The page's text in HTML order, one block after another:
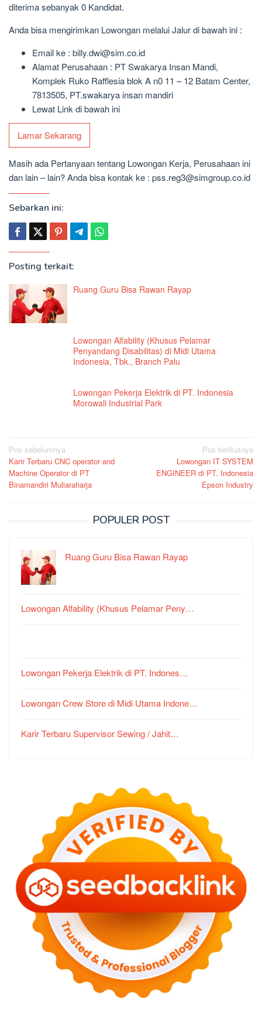
diterima sebanyak 0 Kandidat.
Anda bisa mengirimkan Lowongan melalui Jalur di bawah ini :
Email ke : billy.dwi@sim.co.id
Alamat Perusahaan : PT Swakarya Insan Mandi,
Komplek Ruko Rafflesia blok A n0 11 – 12 Batam Center,
7813505, PT.swakarya insan mandiri
Lewat Link di bawah ini
Lamar Sekarang
Masih ada Pertanyaan tentang Lowongan Kerja, Perusahaan ini
dan lain – lain? Anda bisa kontak ke : pss.reg3@simgroup.co.id
Sebarkan ini:
Posting terkait:
Ruang Guru Bisa Rawan Rayap
Lowongan Alfability (Khusus Pelamar
Penyandang Disabilitas) di Midi Utama
Indonesia, Tbk., Branch Palu
Lowongan Pekerja Elektrik di PT. Indonesia
Morowali Industrial Park
Navigasi
pos
Pos sebelumnya
Karir Terbaru CNC operator and
Machine Operator di PT
Binamandiri Muliaraharja
Pos berikutnya
Lowongan IT SYSTEM
ENGINEER di PT. Indonesia
Epson Industry
POPULER POST
Ruang Guru Bisa Rawan Rayap
Lowongan Alfability (Khusus Pelamar Peny…
Lowongan Pekerja Elektrik di PT. Indones…
Lowongan Crew Store di Midi Utama Indone…
Karir Terbaru Supervisor Sewing / Jahit…